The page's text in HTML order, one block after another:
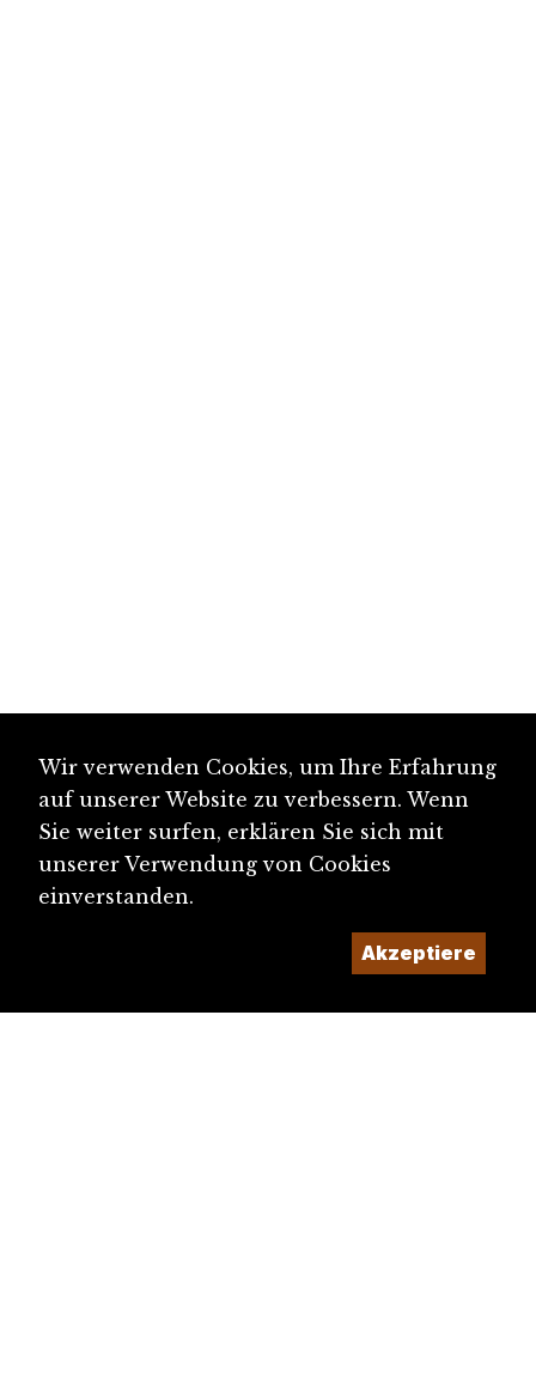
Wir verwenden Cookies, um Ihre Erfahrung
auf unserer Website zu verbessern. Wenn
Sie weiter surfen, erklären Sie sich mit
unserer Verwendung von Cookies
einverstanden.
Akzeptiere